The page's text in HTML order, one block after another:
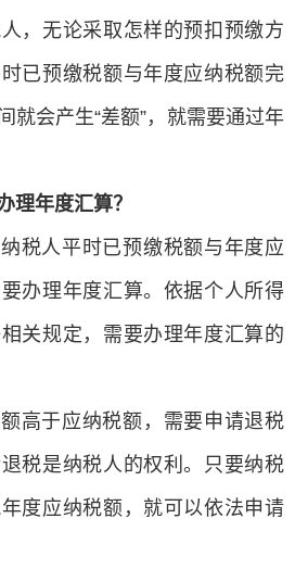
，无论采取怎样的预扣预缴方
已预缴税额与年度应纳税额完
就会产生“差额”，就需要通过年
理年度汇算？
税人平时已预缴税额与年度应
办理年度汇算。依据个人所得
关规定，需要办理年度汇算的
高于应纳税额，需要申请退税
税是纳税人的权利。只要纳税
度应纳税额，就可以依法申请